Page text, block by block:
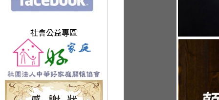
社會公益專區